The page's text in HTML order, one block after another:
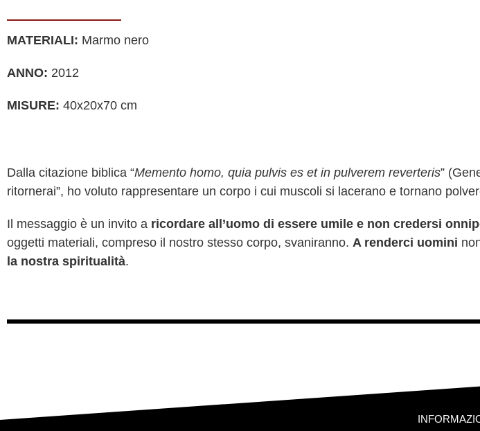
MATERIALI: Marmo nero
ANNO: 2012
MISURE: 40x20x70 cm
Dalla citazione biblica “Memento homo, quia pulvis es et in pulverem reverteris”
ritornerai”, ho voluto rappresentare un corpo i cui muscoli si lacerano e tornano
Il messaggio è un invito a ricordare all’uomo di essere umile e non credersi
oggetti materiali, compreso il nostro stesso corpo, svaniranno. A renderci uomini
la nostra spiritualità.